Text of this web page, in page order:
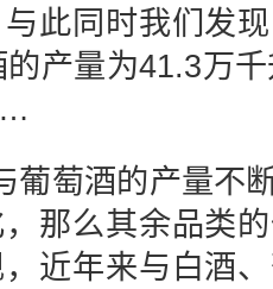
此同时我们发
产量为41.3万
葡萄酒的产量不
那么其余品类
近年来与白酒